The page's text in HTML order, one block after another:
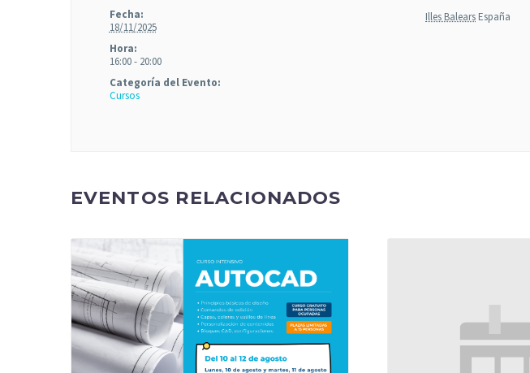
Fecha:
18/11/2025
Hora:
16:00 - 20:00
Categoría del Evento:
Cursos
Illes Balears España
EVENTOS RELACIONADOS